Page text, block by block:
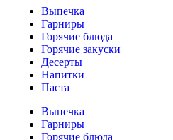
Выпечка
Гарниры
Горячие блюда
Горячие закуски
Десерты
Напитки
Паста
Выпечка
Гарниры
Горячие блюда